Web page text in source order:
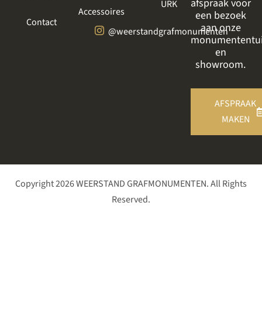
Contact
Accessoires
URK
@weerstandgrafmonumenten
afspraak voor
een bezoek
aan onze
en
showroom.
AFSPRAAK
MAKEN
Copyright 2026 WEERSTAND GRAFMONUMENTEN. All Rights
Reserved.